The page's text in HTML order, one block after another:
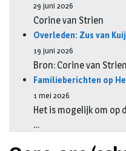
29 juni 2026
Corine van Strien
Overleden: Zus van
19 juni 2026
Bron: Corine van Strien
Familieberichten op
1 mei 2026
Het is mogelijk om op
…